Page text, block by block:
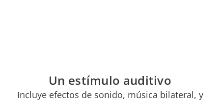
Un estímulo auditivo
Incluye efectos de sonido, música bilateral, y